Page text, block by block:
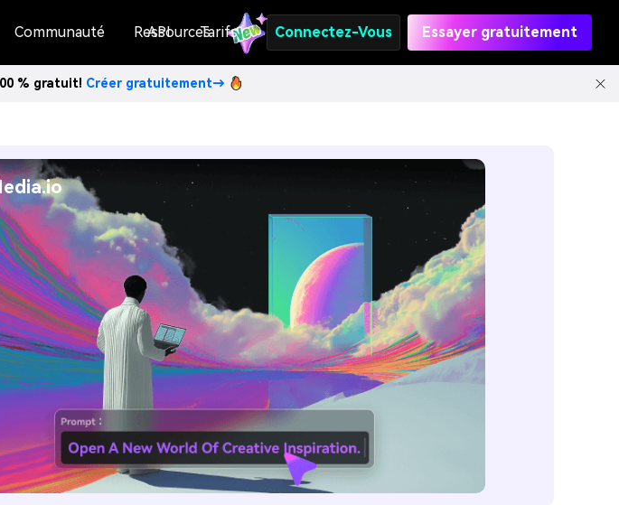
Communauté Ressources
API Tarifs Connectez-Vous Essayer gratuitement
% gratuit! Créer gratuitement→